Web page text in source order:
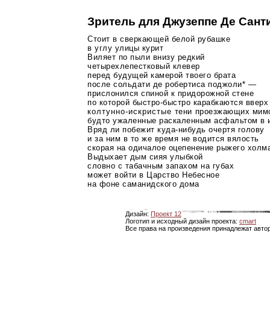
Зритель для Джузеппе Де
Стоит в сверкающей белой рубашке
в углу улицы курит
Виляет по пыли внизу редкий
четырехлепестковый клевер
перед будущей камерой твоего брата
после сольдати де робертиса поджоли* —
прислонился спиной к придорожной стене
по которой быстро-быстро карабкаются вверх
колтунно-искристые тени проезжающих
будто ужаленные раскаленным асфальтом в
Вряд ли побежиткуда-нибудь очертя голову
и за ним в то же время не водится вялость
скорая на одичалое оцепенение рыжего
Выдыхает дым сияя улыбкой
словно с табачным запахом на губах
может войти в Царство Небесное
на фоне саманидского дома
Дизайн: Проект 12
Логотип и исходный дизайн проекта: cmart
Все права на произведения принадлежат